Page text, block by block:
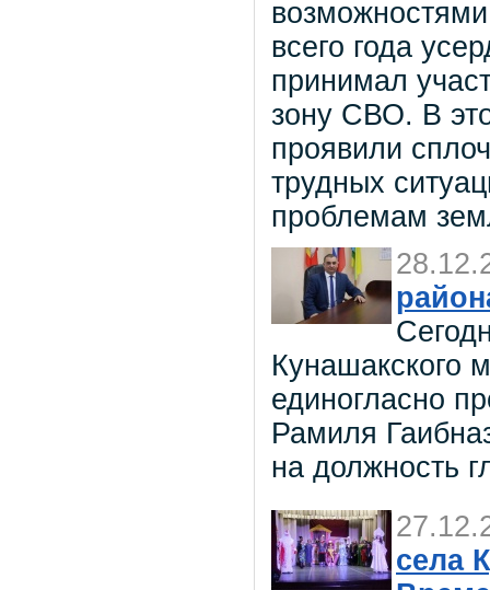
всего года
принимал
зону СВО. В
проявили
трудных
проблемам
Кунашакского
единогласно
Рамиля
на должность
села